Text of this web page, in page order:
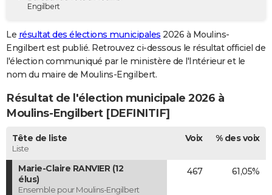
Destinations
City break
Voyage nature
Voyage de noces
Forum
GUIDES D'ACHAT
BONS PLANS
Carte de Noël
Carte Bonne année
Carte Saint-Valentin
Carte Pâques
Carte d'anniversaire
DICTIONNAIRE
Dictionnaire
Biographies
Citations
Expressions
Proverbes
PROGRAMME TV
COPAINS D'AVANT
S'inscrire
Se connecter
Lycées
Collèges
Primaires
Universités
Entreprises
Service militaire
Avis de recherche
AVIS DE DÉCÈS
Engilbert
Le résultat des élections municipales 2026 à Moulins-
Engilbert est publié. Retrouvez ci-dessous le résultat officiel de
l'élection communiqué par le ministère de l'Intérieur et le
nom du maire de Moulins-Engilbert.
Résultat de l'élection municipale 2026 à
Moulins-Engilbert [DEFINITIF]
Tête de liste
Liste
Voix % des voix
Marie-Claire RANVIER (12
élus)
Ensemble pour Moulins-Engilbert
467 61,05%